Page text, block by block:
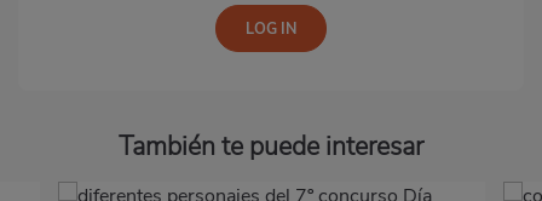
También te puede interesar